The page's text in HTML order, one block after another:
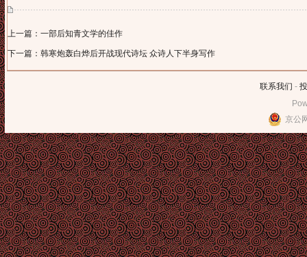
上一篇：一部后知青文学的佳作
下一篇：韩寒炮轰白烨后开战现代诗坛 众诗人下半身写作
联系我们 -
京公